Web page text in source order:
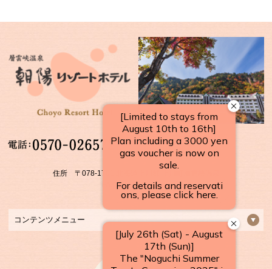
【受付時間】
10：00～17：00
住所 〒078-1701 北海道上川郡 上川町層雲峡温泉
FAX：01658-5-3922
コンテンツメニュー